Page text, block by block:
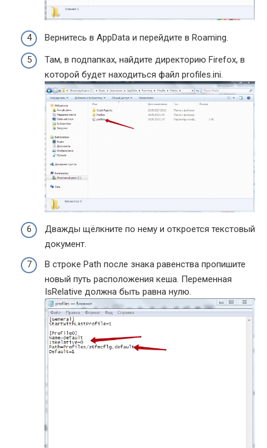
Вернитесь в AppData и перейдите в Roaming.
Там, в подпапках, найдите директорию Firefox, в
которой будет находиться файл profiles.ini.
Дважды щёлкните по нему и откроется текстовый
документ.
В строке Path после знака равенства пропишите
новый путь расположения кеша. Переменная
IsRelative должна быть равна нулю.